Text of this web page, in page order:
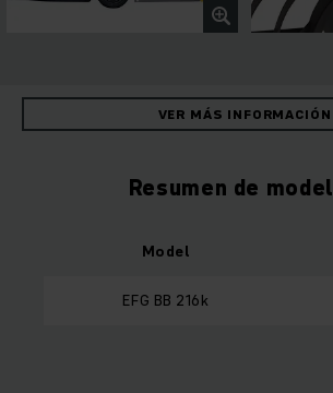
VER MÁS INFORMACIÓN
Resumen de
Model
EFG BB 216k